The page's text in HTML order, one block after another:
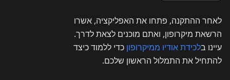
לאחר ההתקנה, פתחו את האפליקציה, אשרו
הרשאת מיקרופון, ואתם מוכנים לצאת לדרך.
עיינו בלכידת אודיו ממיקרופון כדי ללמוד כיצד
להתחיל את התמלול הראשון שלכם.